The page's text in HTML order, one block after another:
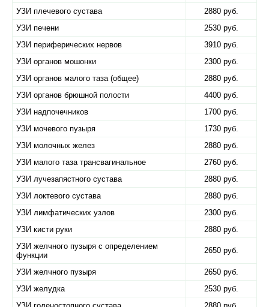
УЗИ плечевого сустава
2880 руб.
УЗИ печени
2530 руб.
УЗИ периферических нервов
3910 руб.
УЗИ органов мошонки
2300 руб.
УЗИ органов малого таза (общее)
2880 руб.
УЗИ органов брюшной полости
4400 руб.
УЗИ надпочечников
1700 руб.
УЗИ мочевого пузыря
1730 руб.
УЗИ молочных желез
2880 руб.
УЗИ малого таза трансвагинальное
2760 руб.
УЗИ лучезапястного сустава
2880 руб.
УЗИ локтевого сустава
2880 руб.
УЗИ лимфатических узлов
2300 руб.
УЗИ кисти руки
2880 руб.
УЗИ желчного пузыря с определением
функции
2650 руб.
УЗИ желчного пузыря
2650 руб.
УЗИ желудка
2530 руб.